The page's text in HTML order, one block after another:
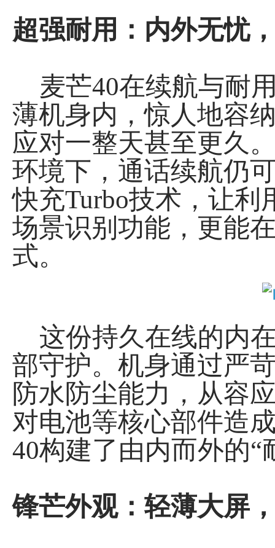
超强耐用：内外无忧
麦芒40在续航与耐
薄机身内，惊人地容
应对一整天甚至更久
环境下，通话续航仍
快充Turbo技术，让
场景识别功能，更能
式。
这份持久在线的内
部守护。机身通过严
防水防尘能力，从容
对电池等核心部件造
40构建了由内而外的
锋芒外观：轻薄大屏